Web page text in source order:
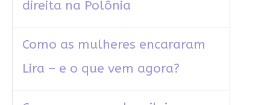
direita na Polônia
Como as mulheres encararam
Lira – e o que vem agora?